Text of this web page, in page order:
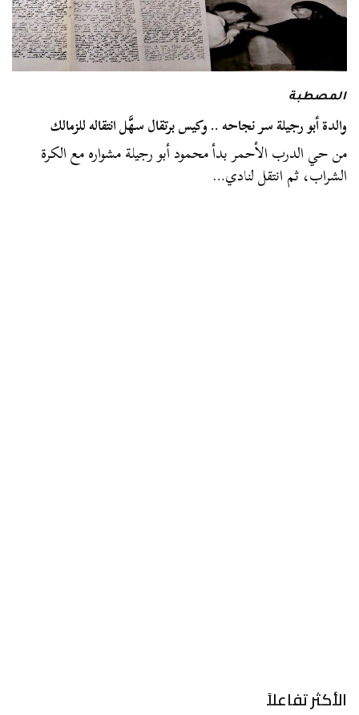
المصطبة
والدة أبو رجيلة سر نجاحه .. وكيس برتقال سهَّل انتقاله للزمالك
من حي الدرب الأحمر بدأ محمود أبو رجيلة مشواره مع الكرة
الشراب، ثم انتقل لنادي…
الأكثر تفاعلاً